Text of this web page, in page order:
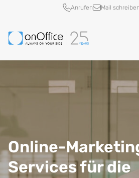
Schnellzugriff
Anrufen Mail schreiben
Online-
Services für die